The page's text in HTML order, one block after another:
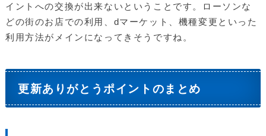
イントへの交換が出来ないということです。ローソンな
どの街のお店での利用、dマーケット、機種変更といった
利用方法がメインになってきそうですね。
更新ありがとうポイントのまとめ